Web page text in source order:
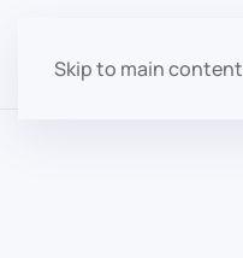
Skip to main content